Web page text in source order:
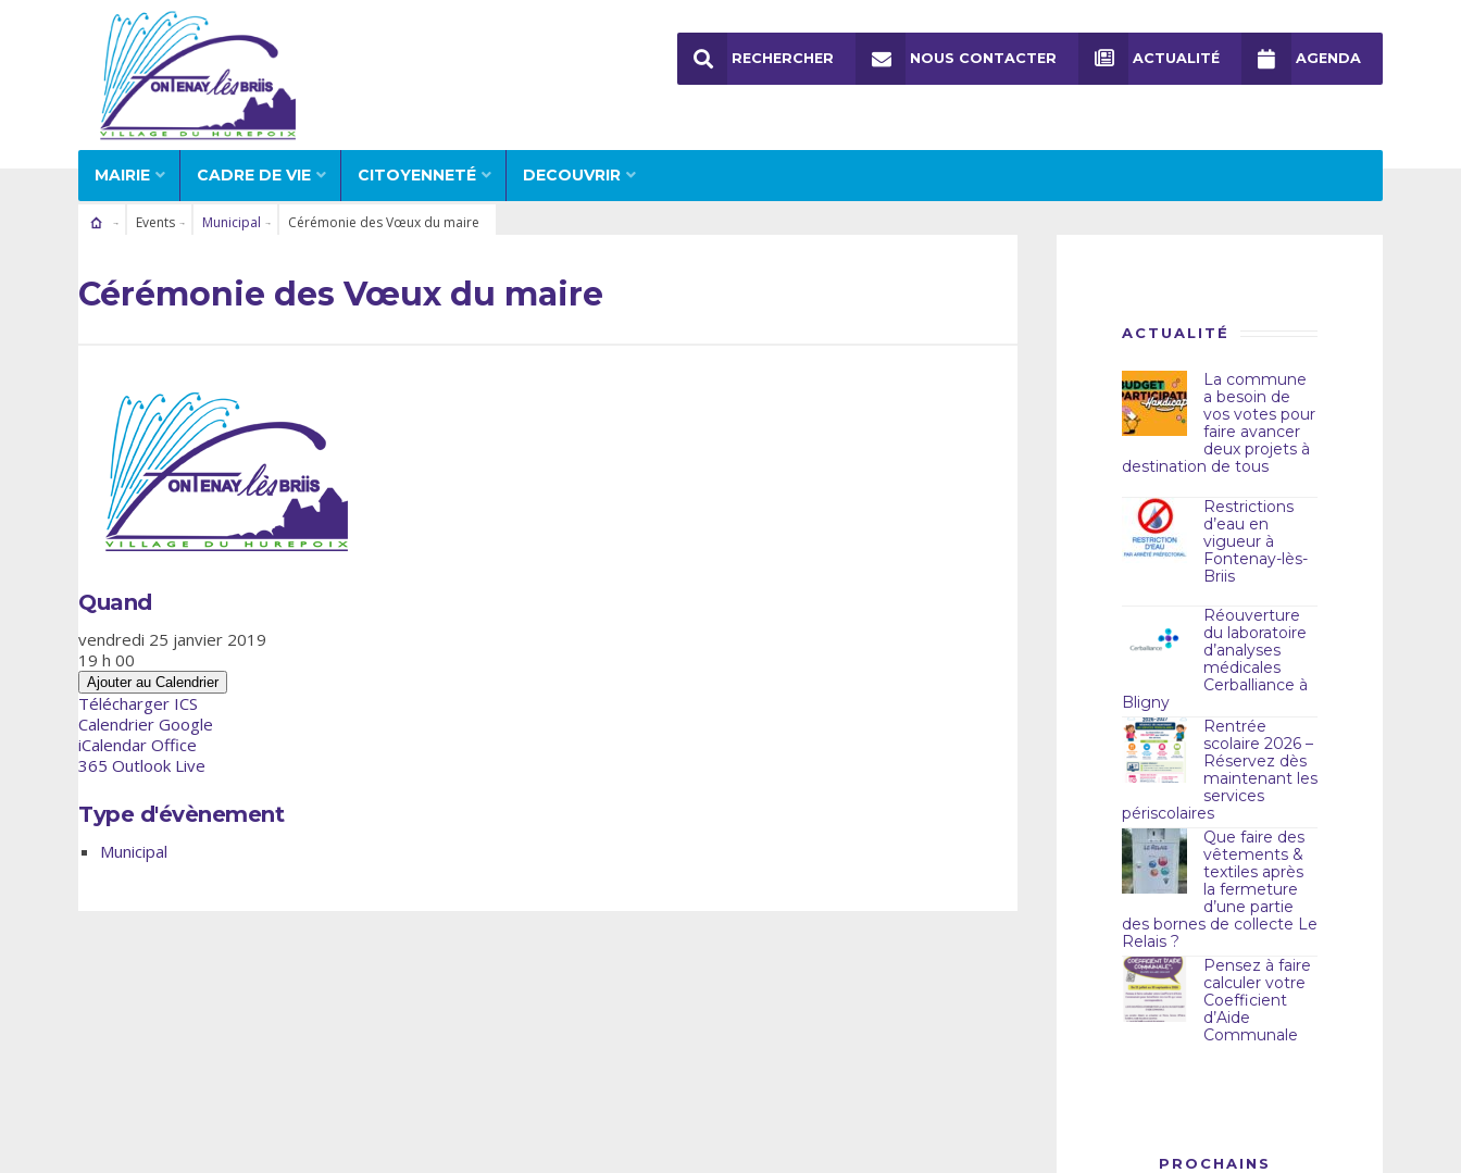
MAIRIE CADRE DE VIE CITOYENNETÉ DECOUVRIR
RECHERCHER NOUS CONTACTER ACTUALITÉ AGENDA
Events Municipal Cérémonie des Vœux du maire
Cérémonie des Vœux du maire
Quand
vendredi 25 janvier 2019
19 h 00
Ajouter au Calendrier
Télécharger ICS
Calendrier Google
iCalendar Office
365 Outlook Live
Type d'évènement
Municipal
ACTUALITÉ
La commune
a besoin de
vos votes pour
faire avancer
deux projets à
destination de tous
Restrictions
d’eau en
vigueur à
Fontenay-lès-
Briis
Réouverture
du laboratoire
d’analyses
médicales
Cerballiance à
Bligny
Rentrée
scolaire 2026 –
Réservez dès
maintenant les
services
périscolaires
Que faire des
vêtements &
textiles après
la fermeture
d’une partie
des bornes de collecte Le
Relais ?
Pensez à faire
calculer votre
Coefficient
d’Aide
Communale
PROCHAINS